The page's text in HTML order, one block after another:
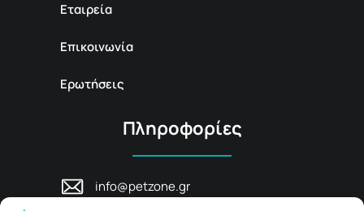
Εταιρεία
Επικοινωνία
Ερωτήσεις
Πληροφορίες
info@petzone.gr